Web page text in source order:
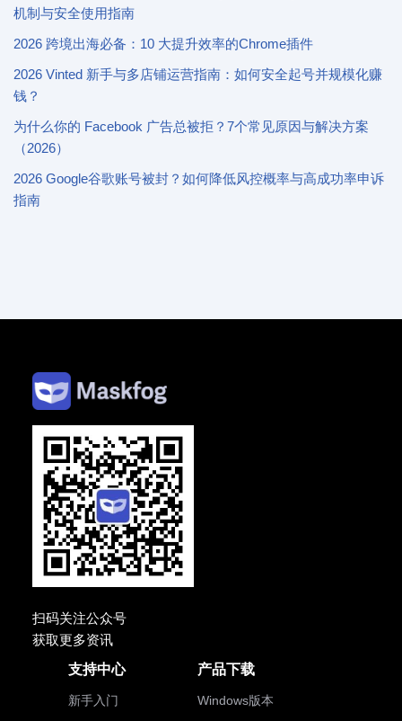
机制与安全使用指南
2026 跨境出海必备：10 大提升效率的Chrome插件
2026 Vinted 新手与多店铺运营指南：如何安全起号并规模化赚
钱？
为什么你的 Facebook 广告总被拒？7个常见原因与解决方案
（2026）
2026 Google谷歌账号被封？如何降低风控概率与高成功率申诉
指南
扫码关注公众号
获取更多资讯
支持中心
新手入门
产品下载
Windows版本